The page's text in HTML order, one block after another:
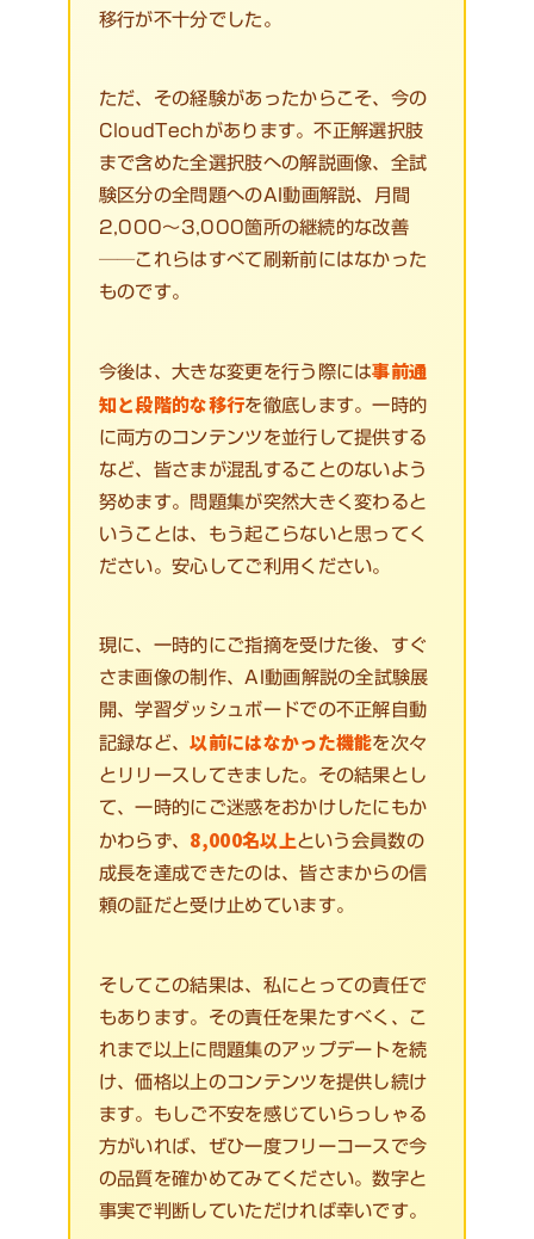
移行が不十分でした。
ただ、その経験があったからこそ、今の
CloudTechがあります。不正解選択肢
まで含めた全選択肢への解説画像、全試
験区分の全問題へのAI動画解説、月間
2,000〜3,000箇所の継続的な改善
──これらはすべて刷新前にはなかった
ものです。
今後は、大きな変更を行う際には事前通
知と段階的な移行を徹底します。一時的
に両方のコンテンツを並行して提供する
など、皆さまが混乱することのないよう
努めます。問題集が突然大きく変わると
いうことは、もう起こらないと思ってく
ださい。安心してご利用ください。
現に、一時的にご指摘を受けた後、すぐ
さま画像の制作、AI動画解説の全試験展
開、学習ダッシュボードでの不正解自動
記録など、以前にはなかった機能を次々
とリリースしてきました。その結果とし
て、一時的にご迷惑をおかけしたにもか
かわらず、 8,000名以上という会員数の
成長を達成できたのは、皆さまからの信
頼の証だと受け止めています。
そしてこの結果は、私にとっての責任で
もあります。その責任を果たすべく、こ
れまで以上に問題集のアップデートを続
け、価格以上のコンテンツを提供し続け
ます。もしご不安を感じていらっしゃる
方がいれば、ぜひ一度フリーコースで今
の品質を確かめてみてください。数字と
事実で判断していただければ幸いです。